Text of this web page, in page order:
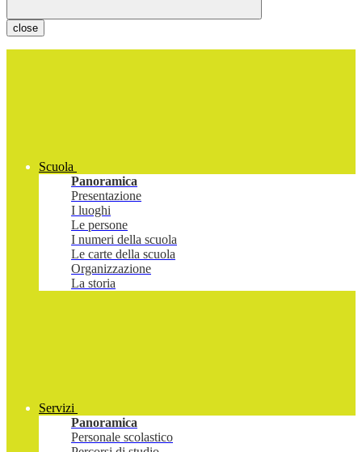
close
Scuola
Panoramica
Presentazione
I luoghi
Le persone
I numeri della scuola
Le carte della scuola
Organizzazione
La storia
Servizi
Panoramica
Personale scolastico